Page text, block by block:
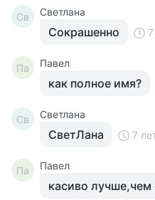
Св Светлана
Сокрашенно
Па Павел
как полное имя?
Св Светлана
СветЛана 7
Па Павел
касиво лучше,чем